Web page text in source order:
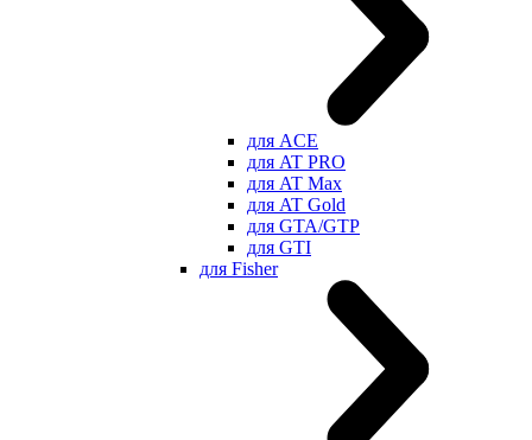
для ACE
для AT PRO
для AT Max
для AT Gold
для GTA/GTP
для GTI
для Fisher